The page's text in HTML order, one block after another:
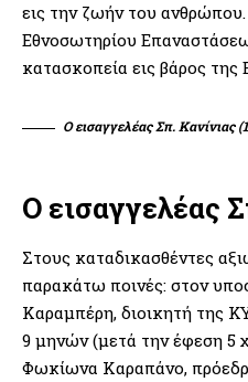
εις την ζωήν του
Εθνοσωτηρίου
κατασκοπεία εις βάρος της
Ο εισαγγελέας Σπ. Κανίνιας
Ο εισαγγελέας
Στους καταδικασθέντες
παρακάτω ποινές: στον
Καραμπέρη, διοικητή της
9 μηνών (μετά την έφεση 5
Φωκίωνα Καραπάνο,